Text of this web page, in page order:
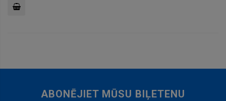
ABONĒJIET MŪSU BIĻETENU